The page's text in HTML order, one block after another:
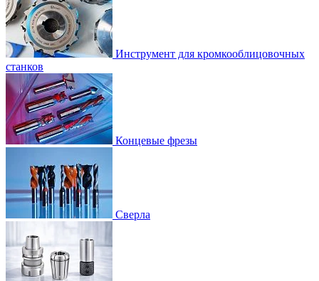
Инструмент для кромкооблицовочных
станков
Концевые фрезы
Сверла